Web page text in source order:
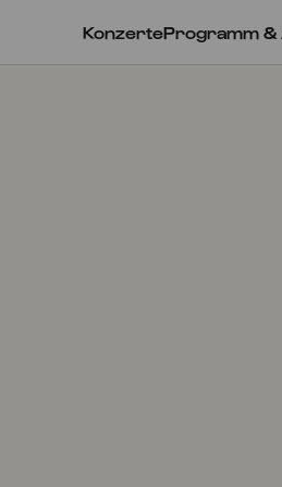
KonzerteProgramm &